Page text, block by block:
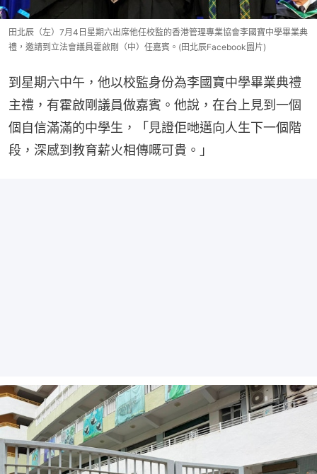
田北辰（左）7月4日星期六出席他任校監的香港管理專業協會李國寶中學畢業典
禮，邀請到立法會議員霍啟剛（中）任嘉賓。(田北辰Facebook圖片)
到星期六中午，他以校監身份為李國寶中學畢業典禮
主禮，有霍啟剛議員做嘉賓。他說，在台上見到一個
個自信滿滿的中學生，「見證佢哋邁向人生下一個階
段，深感到教育薪火相傳嘅可貴。」